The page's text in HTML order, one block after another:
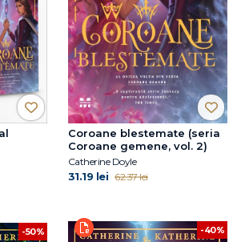
Coroane blestemate (seria
Coroane gemene, vol. 2)
Catherine Doyle
31.19 lei 62.37 lei
-50% -40%